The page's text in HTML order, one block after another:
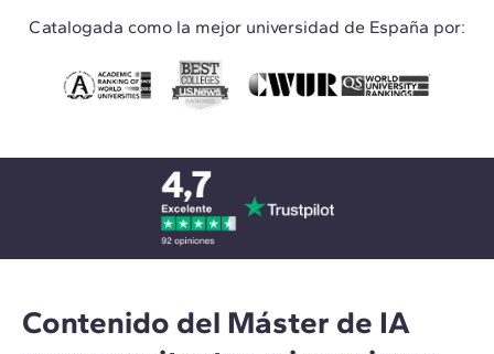
Catalogada como la mejor universidad de España por:
Contenido del Máster de IA